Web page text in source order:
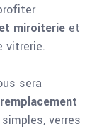
miroiterie et
vitrerie.
sera
remplacement
verres